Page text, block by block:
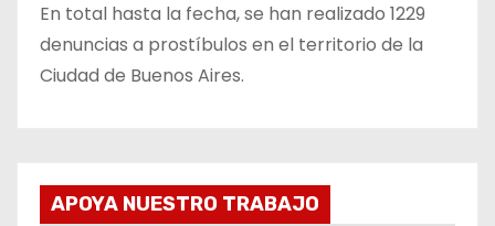
En total hasta la fecha, se han realizado 1229
denuncias a prostíbulos en el territorio de la
Ciudad de Buenos Aires.
APOYA NUESTRO TRABAJO